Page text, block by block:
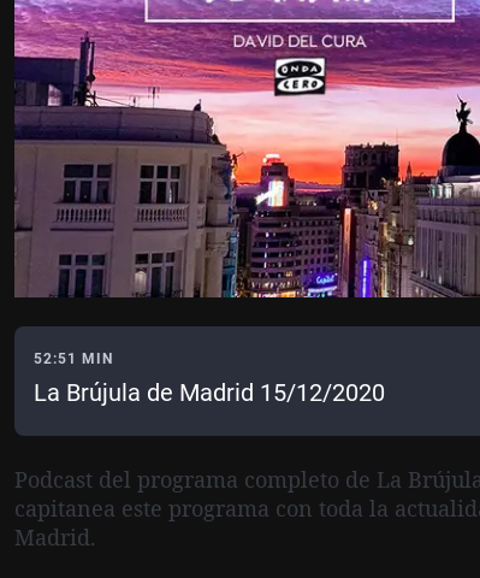
52:51 MIN
La Brújula de Madrid 15/12/2020
Podcast del programa completo de La
capitanea este programa con toda la
Madrid.